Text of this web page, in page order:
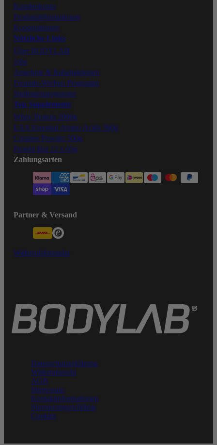
Kundenkonto
Produktinformationen
Kooperationen
Nützliche Links
Über BODYLAB
Jobs
Angebote & Rabattaktionen
Freunde-Werben Programm
Studentenprogramm
Top Supplements
Whey Protein 2000g
EAA Essential Amino Acids 360g
Creatine Powder 500g
Protein Bar 12 x 65g
Zahlungsarten
Partner & Versand
Widerrufsformular
Datenschutzerklärung
Widerrufsrecht
AGB
Impressum
Kontaktinformationen
Stornierungsrichtlinie
Cookies